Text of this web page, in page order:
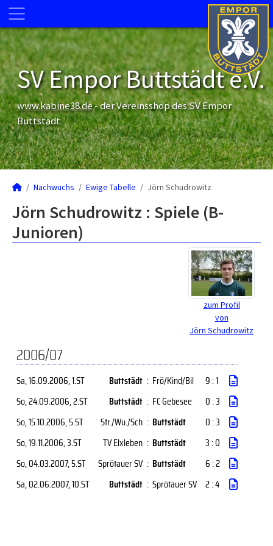
SV Empor Buttstädt e.V.
www.kabine38.de- der Vereinsshop des SV Empor
Buttstädt
Nachwuchs Ewige Tabelle Jörn Schudrowitz
Jörn Schudrowitz : Spiele (B-
Junioren)
zum Profil
von
Jörn Schudrowitz
2006/07
Sa, 16.09.2006, 1.ST Buttstädt : Frö/Kind/Bil
9 : 1
So, 24.09.2006, 2.ST Buttstädt : FC Gebesee
0 : 3
So, 15.10.2006, 5.ST Str./Wu./Sch : Buttstädt
0 : 3
So, 19.11.2006, 3.ST TV Elxleben : Buttstädt
3 : 0
So, 04.03.2007, 5.ST Sprötauer SV : Buttstädt
6 : 2
Sa, 02.06.2007, 10.ST Buttstädt : Sprötauer SV 2 : 4